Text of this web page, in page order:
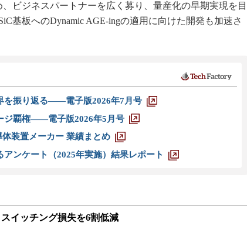
ビジネスパートナーを広く募り、量産化の早期実現を目
基板へのDynamic AGE-ingの適用に向けた開発も加速さ
を振り返る――電子版2026年7月号
ジ覇権――電子版2026年5月号
装置メーカー 業績まとめ
ンケート（2025年実施）結果レポート
イッチング損失を6割低減